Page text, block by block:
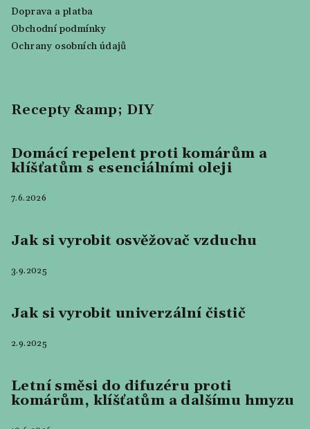
Doprava a platba
Obchodní podmínky
Ochrany osobních údajů
Recepty &amp; DIY
Domácí repelent proti komárům a
klíšťatům s esenciálními oleji
7.6.2026
Jak si vyrobit osvěžovač vzduchu
3.9.2025
Jak si vyrobit univerzální čistič
2.9.2025
Letní směsi do difuzéru proti
komárům, klíšťatům a dalšímu hmyzu